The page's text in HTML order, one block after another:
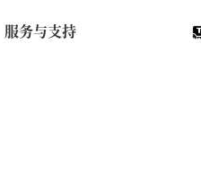
服务与支持